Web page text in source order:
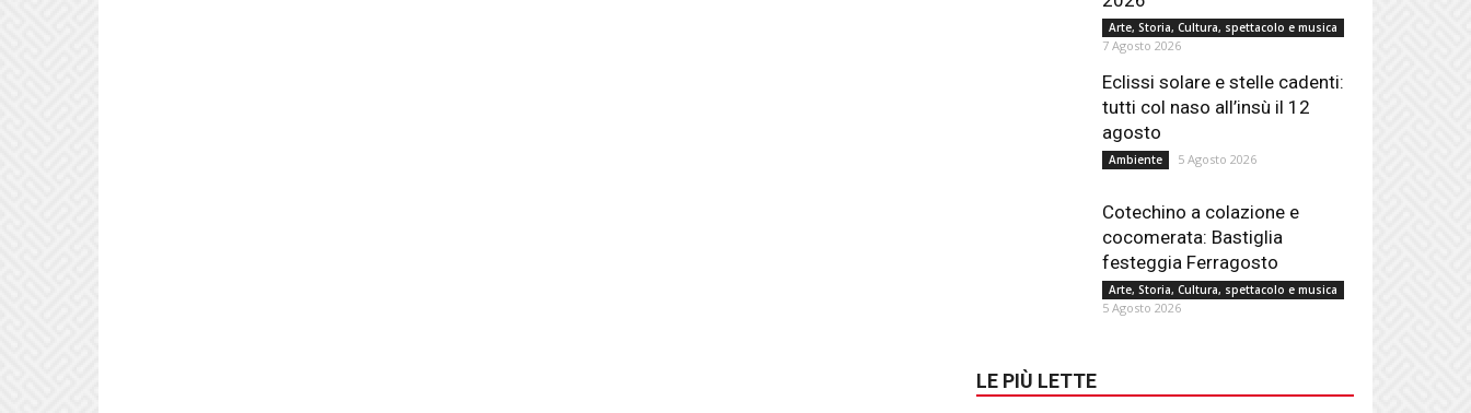
Arte, Storia, Cultura, spettacolo e musica
7 Agosto 2026
Eclissi solare e stelle cadenti:
tutti col naso all’insù il 12
agosto
Ambiente 5 Agosto 2026
Cotechino a colazione e
cocomerata: Bastiglia
festeggia Ferragosto
Arte, Storia, Cultura, spettacolo e musica
5 Agosto 2026
LE PIÙ LETTE